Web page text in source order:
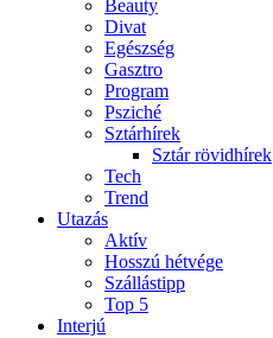
Beauty
Divat
Egészség
Gasztro
Program
Psziché
Sztárhírek
Sztár rövidhírek
Tech
Trend
Utazás
Aktív
Hosszú hétvége
Szállástipp
Top 5
Interjú